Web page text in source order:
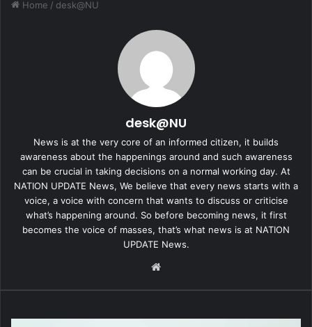
Home / desk@NU
desk@NU
News is at the very core of an informed citizen, it builds
awareness about the happenings around and such awareness
can be crucial in taking decisions on a normal working day. At
NATION UPDATE News, We believe that every news starts with a
voice, a voice with concern that wants to discuss or criticise
what’s happening around. So before becoming news, it first
becomes the voice of masses, that’s what news is at NATION
UPDATE News.